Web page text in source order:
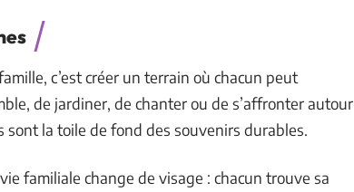
c’est créer un terrain où chacun peut
de jardiner, de chanter ou de s’affronter autour
sont la toile de fond des souvenirs durables.
familiale change de visage : chacun trouve sa